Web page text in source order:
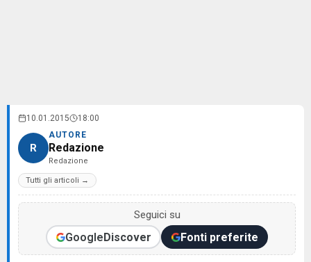
10.01.2015 18:00
R
AUTORE
Redazione
Redazione
Tutti gli articoli →
Seguici su
GoogleDiscover Fonti preferite